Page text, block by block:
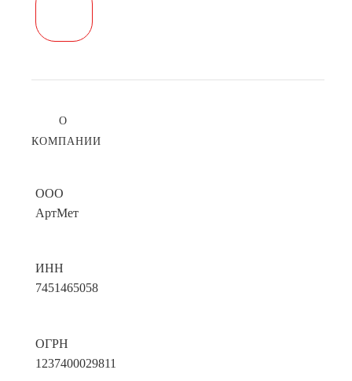
О
КОМПАНИИ
ООО
АртМет
ИНН
7451465058
ОГРН
1237400029811